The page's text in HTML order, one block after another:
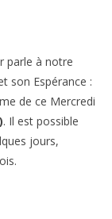
parle à notre
son Espérance :
de ce Mercredi
. Il est possible
jours,